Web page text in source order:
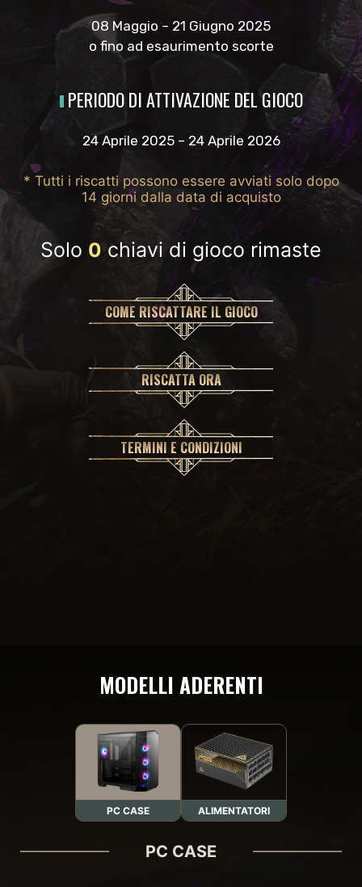
08 Maggio – 21 Giugno 2025
o fino ad esaurimento scorte
PERIODO DI ATTIVAZIONE DEL GIOCO
24 Aprile 2025 – 24 Aprile 2026
* Tutti i riscatti possono essere avviati solo dopo
14 giorni dalla data di acquisto
Solo 0 chiavi di gioco rimaste
COME RISCATTARE IL GIOCO
RISCATTA ORA
TERMINI E CONDIZIONI
MODELLI ADERENTI
PC CASE ALIMENTATORI
PC CASE